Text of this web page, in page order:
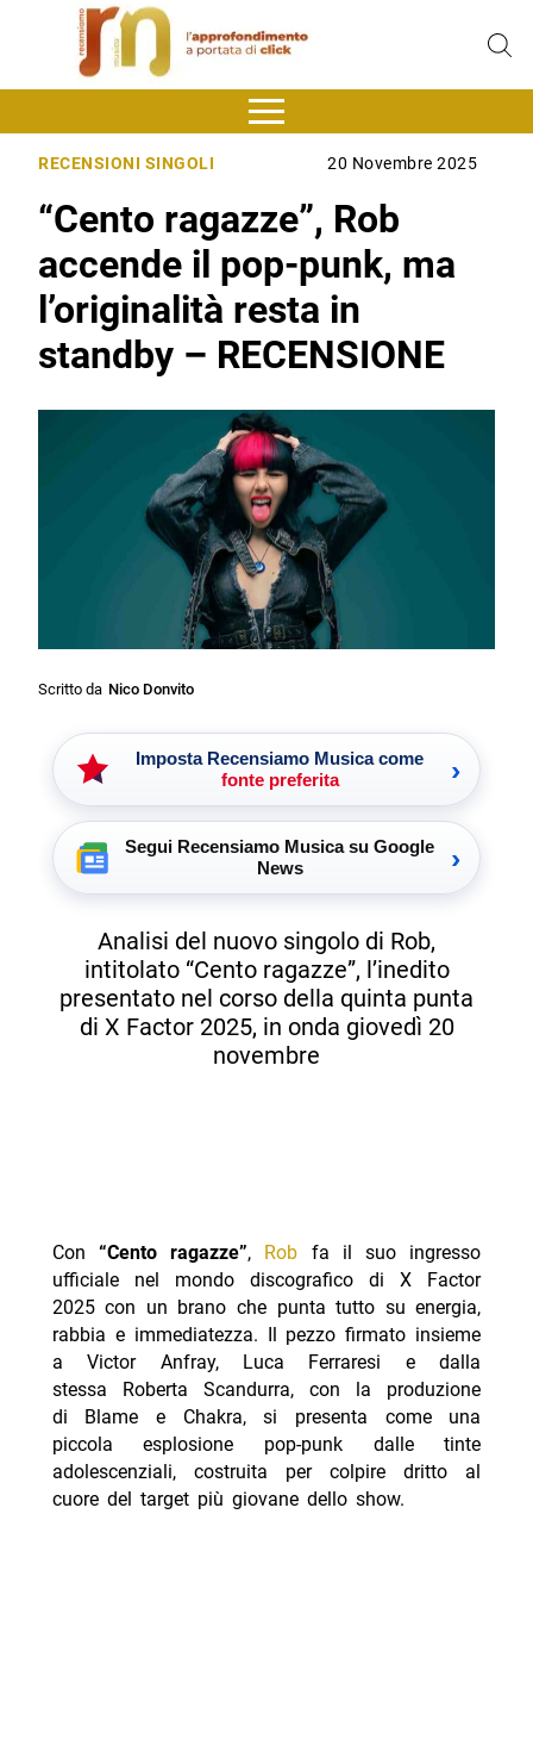
RECENSIONI SINGOLI 20 Novembre 2025
“Cento ragazze”, Rob
accende il pop-punk, ma
l’originalità resta in
standby – RECENSIONE
Scritto da Nico Donvito
Imposta Recensiamo Musica come
fonte preferita
›
Segui Recensiamo Musica su Google
News
›
Analisi del nuovo singolo di Rob,
intitolato “Cento ragazze”, l’inedito
presentato nel corso della quinta punta
di X Factor 2025, in onda giovedì 20
novembre
Con“Cento ragazze”, Rob fa il suo ingresso
ufficiale nel mondo discografico di X Factor
2025 con un brano che punta tutto su energia,
rabbia e immediatezza. Il pezzo firmato insieme
a Victor Anfray, Luca Ferraresi e dalla
stessa Roberta Scandurra, con la produzione
di Blame e Chakra, si presenta come una
piccola esplosione pop-punk dalle tinte
adolescenziali, costruita per colpire dritto al
cuore del target più giovane dello show.